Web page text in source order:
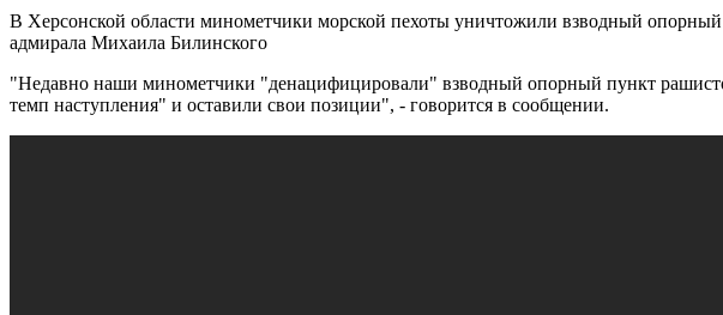
В Херсонской области минометчики морской пехоты уничтожили взводный
адмирала Михаила Билинского
"Недавно наши минометчики "денацифицировали" взводный опорный пункт
темп наступления" и оставили свои позиции", - говорится в сообщении.